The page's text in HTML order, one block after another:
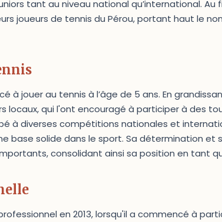
tant au niveau national qu’international. Au
joueurs de tennis du Pérou, portant haut le
à jouer au tennis à l’âge de 5 ans. En
locaux, qui l'ont encouragé à participer à des
à diverses compétitions nationales et
base solide dans le sport. Sa détermination et
consolidant ainsi sa position en tant
en 2013, lorsqu'il a commencé à